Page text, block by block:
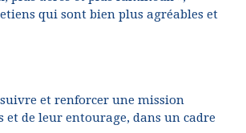
qui sont bien plus agréables et
et renforcer une mission
et de leur entourage, dans un cadre